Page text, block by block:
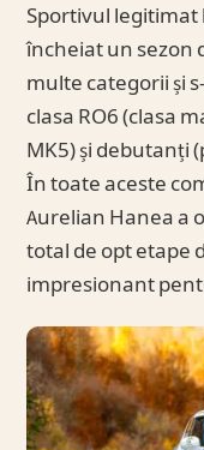
Sportivul legitimat
încheiat un sezon
multe categorii și
clasa RO6 (clasa
MK5) și debutanți
În toate aceste
Aurelian Hanea a
total de opt etape
impresionant